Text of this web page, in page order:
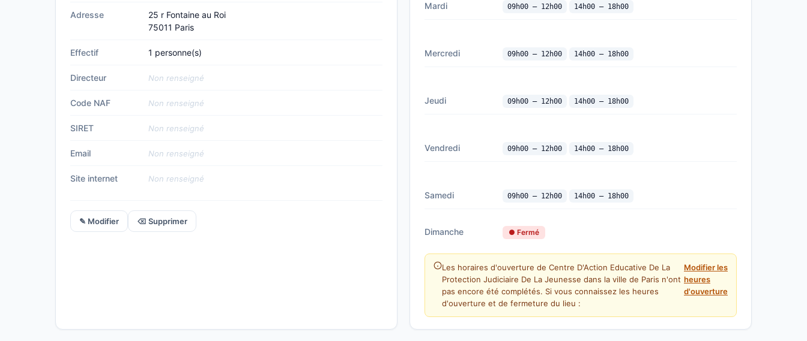
Adresse
25 r Fontaine au Roi
75011 Paris
Effectif 1 personne(s)
Directeur Non renseigné
Code NAF Non renseigné
SIRET Non renseigné
Email Non renseigné
Site internet Non renseigné
✎ Modifier ⌫ Supprimer
Mardi 09h00 — 12h00 14h00 — 18h00
Mercredi 09h00 — 12h00 14h00 — 18h00
Jeudi 09h00 — 12h00 14h00 — 18h00
Vendredi 09h00 — 12h00 14h00 — 18h00
Samedi 09h00 — 12h00 14h00 — 18h00
Dimanche ● Fermé
Les horaires d'ouverture de Centre D'Action Educative De La
Protection Judiciaire De La Jeunesse dans la ville de Paris n'ont
pas encore été complétés. Si vous connaissez les heures
d'ouverture et de fermeture du lieu :
Modifier les
heures
d'ouverture